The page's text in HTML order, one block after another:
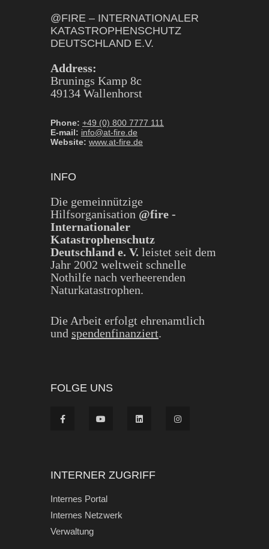
@FIRE – INTERNATIONALER
KATASTROPHENSCHUTZ
DEUTSCHLAND E.V.
Address:
Brunings Kamp 8c
49134 Wallenhorst
Phone: +49 (0) 800 7777 111
E-mail: info@at-fire.de
Website: www.at-fire.de
INFO
Die gemeinnützige
Hilfsorganisation @fire -
Internationaler
Katastrophenschutz
Deutschland e. V. leistet seit dem
Jahr 2002 weltweit schnelle
Nothilfe nach verheerenden
Naturkatastrophen.
Die Arbeit erfolgt ehrenamtlich
und spendenfinanziert.
FOLGE UNS
INTERNER ZUGRIFF
Internes Portal
Internes Netzwerk
Verwaltung